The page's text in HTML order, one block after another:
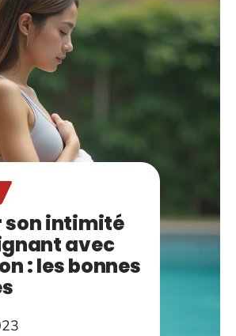
son intimité
avec
: les bonnes